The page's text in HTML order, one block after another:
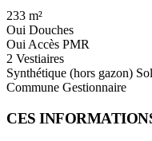
233 m²
Oui Douches
Oui Accès PMR
2 Vestiaires
Synthétique (hors gazon) Sol
Commune Gestionnaire
CES